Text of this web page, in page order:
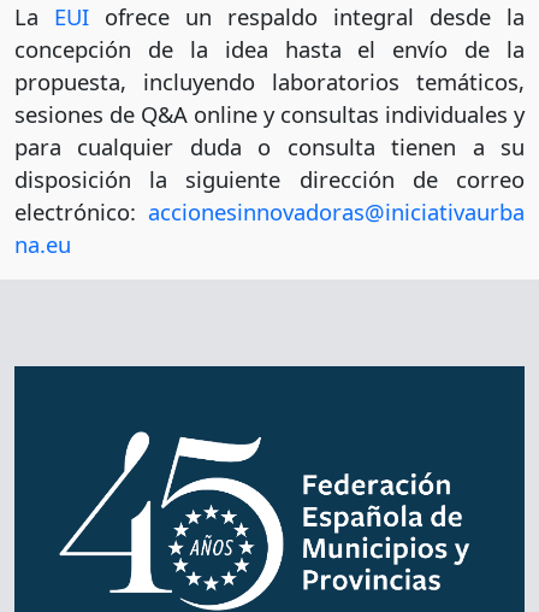
La EUI ofrece un respaldo integral desde la
concepción de la idea hasta el envío de la
propuesta, incluyendo laboratorios temáticos,
sesiones de Q&A online y consultas individuales y
para cualquier duda o consulta tienen a su
disposición la siguiente dirección de correo
electrónico: accionesinnovadoras@iniciativaurba
na.eu